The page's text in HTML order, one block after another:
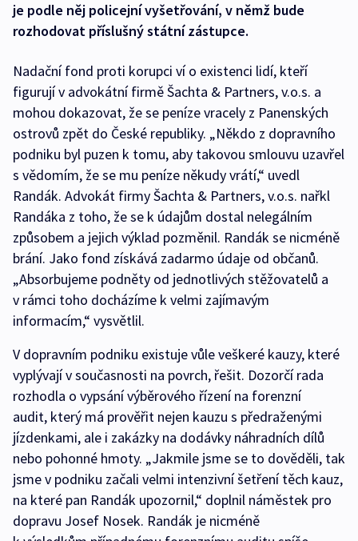
je podle něj policejní vyšetřování, v němž bude
rozhodovat příslušný státní zástupce.
Nadační fond proti korupci ví o existenci lidí, kteří
figurují v advokátní firmě Šachta & Partners, v.o.s. a
mohou dokazovat, že se peníze vracely z Panenských
ostrovů zpět do České republiky. „Někdo z dopravního
podniku byl puzen k tomu, aby takovou smlouvu uzavřel
s vědomím, že se mu peníze někudy vrátí,“ uvedl
Randák. Advokát firmy Šachta & Partners, v.o.s. nařkl
Randáka z toho, že se k údajům dostal nelegálním
způsobem a jejich výklad pozměnil. Randák se nicméně
brání. Jako fond získává zadarmo údaje od občanů.
„Absorbujeme podněty od jednotlivých stěžovatelů a
v rámci toho docházíme k velmi zajímavým
informacím,“ vysvětlil.
V dopravním podniku existuje vůle veškeré kauzy, které
vyplývají v současnosti na povrch, řešit. Dozorčí rada
rozhodla o vypsání výběrového řízení na forenzní
audit, který má prověřit nejen kauzu s předraženými
jízdenkami, ale i zakázky na dodávky náhradních dílů
nebo pohonné hmoty. „Jakmile jsme se to dověděli, tak
jsme v podniku začali velmi intenzivní šetření těch kauz,
na které pan Randák upozornil,“ doplnil náměstek pro
dopravu Josef Nosek. Randák je nicméně